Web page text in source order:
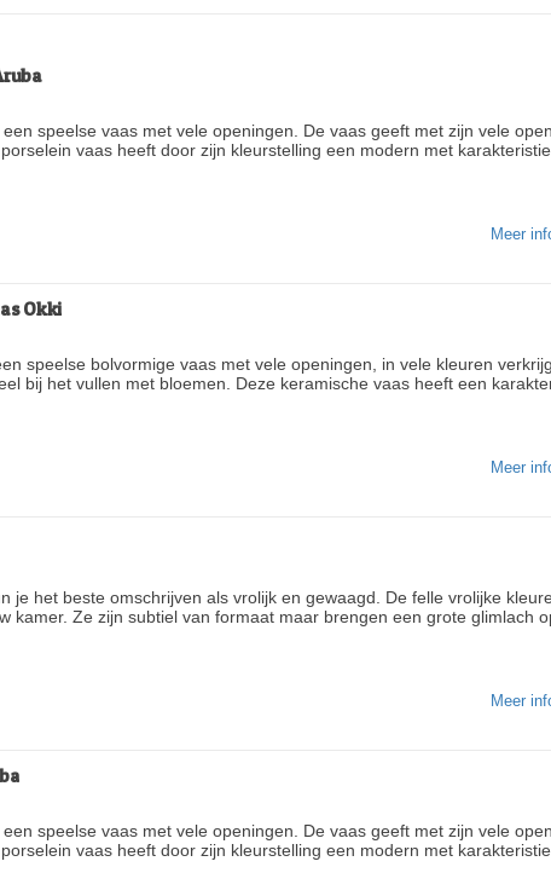
een speelse vaas met vele openingen. De vaas geeft met zijn vele
vaas heeft door zijn kleurstelling een modern met
Meer
Okki
speelse bolvormige vaas met vele openingen, in vele kleuren
bij het vullen met bloemen. Deze keramische vaas heeft een
Meer
je het beste omschrijven als vrolijk en gewaagd. De felle vrolijke
kamer. Ze zijn subtiel van formaat maar brengen een grote glimlach
Meer
een speelse vaas met vele openingen. De vaas geeft met zijn vele
vaas heeft door zijn kleurstelling een modern met